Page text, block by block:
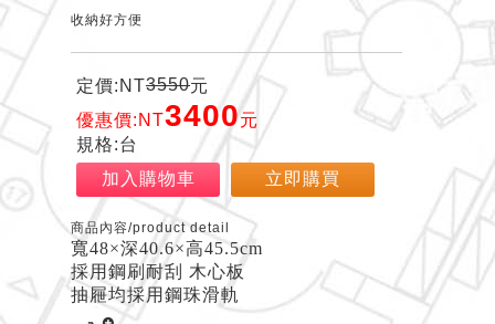
收納好方便
定價:NT3550元
優惠價:NT3400元
規格:台
加入購物車
立即購買
商品內容/product detail
寬48×深40.6×高45.5cm
採用鋼刷耐刮 木心板
抽屜均採用鋼珠滑軌